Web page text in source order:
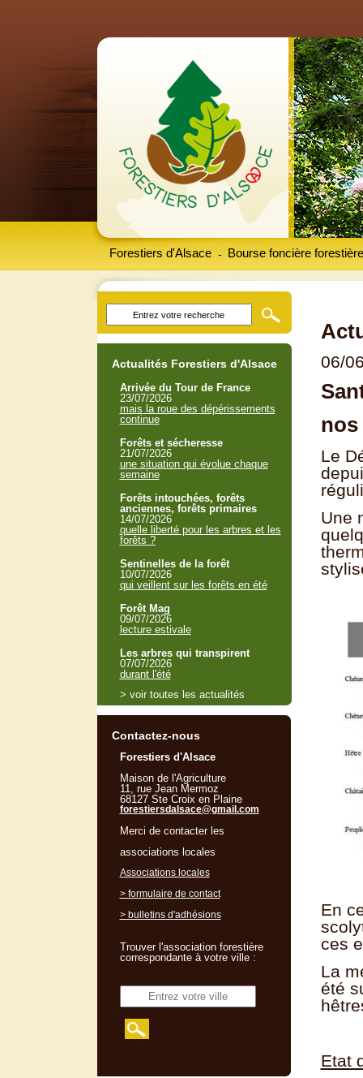
Forestiers d'Alsace Bourse foncière forestière
-
06/
Le
Une
En
ces
La
été
Etat
Actualités Forestiers d'Alsace
Arrivée du Tour de France
23/07/2026
mais la roue des dépérissements
continue
Forêts et sécheresse
21/07/2026
une situation qui évolue chaque
semaine
Forêts intouchées, forêts
anciennes, forêts primaires
14/07/2026
quelle liberté pour les arbres et les
forêts ?
Sentinelles de la forêt
10/07/2026
qui veillent sur les forêts en été
Forêt Mag
09/07/2026
lecture estivale
Les arbres qui transpirent
07/07/2026
durant l'été
> voir toutes les actualités
Contactez-nous
Forestiers d'Alsace
Maison de l'Agriculture
11, rue Jean Mermoz
68127 Ste Croix en Plaine
forestiersdalsace@gmail.com
Merci de contacter les
associations locales
Associations locales
> formulaire de contact
> bulletins d'adhésions
Trouver l'association forestière
correspondante à votre ville :